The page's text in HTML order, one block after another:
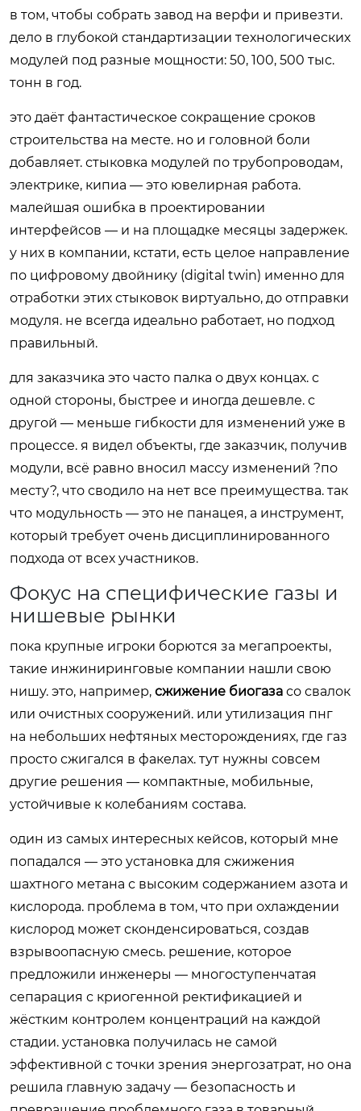
в том, чтобы собрать завод на верфи и привезти.
дело в глубокой стандартизации технологических
модулей под разные мощности: 50, 100, 500 тыс.
тонн в год.
это даёт фантастическое сокращение сроков
строительства на месте. но и головной боли
добавляет. стыковка модулей по трубопроводам,
электрике, кипиа — это ювелирная работа.
малейшая ошибка в проектировании
интерфейсов — и на площадке месяцы задержек.
у них в компании, кстати, есть целое направление
по цифровому двойнику (digital twin) именно для
отработки этих стыковок виртуально, до отправки
модуля. не всегда идеально работает, но подход
правильный.
для заказчика это часто палка о двух концах. с
одной стороны, быстрее и иногда дешевле. с
другой — меньше гибкости для изменений уже в
процессе. я видел объекты, где заказчик, получив
модули, всё равно вносил массу изменений ?по
месту?, что сводило на нет все преимущества. так
что модульность — это не панацея, а инструмент,
который требует очень дисциплинированного
подхода от всех участников.
Фокус на специфические газы и
нишевые рынки
пока крупные игроки борются за мегапроекты,
такие инжиниринговые компании нашли свою
нишу. это, например, сжижение биогаза со свалок
или очистных сооружений. или утилизация пнг
на небольших нефтяных месторождениях, где газ
просто сжигался в факелах. тут нужны совсем
другие решения — компактные, мобильные,
устойчивые к колебаниям состава.
один из самых интересных кейсов, который мне
попадался — это установка для сжижения
шахтного метана с высоким содержанием азота и
кислорода. проблема в том, что при охлаждении
кислород может сконденсироваться, создав
взрывоопасную смесь. решение, которое
предложили инженеры — многоступенчатая
сепарация с криогенной ректификацией и
жёстким контролем концентраций на каждой
стадии. установка получилась не самой
эффективной с точки зрения энергозатрат, но она
решила главную задачу — безопасность и